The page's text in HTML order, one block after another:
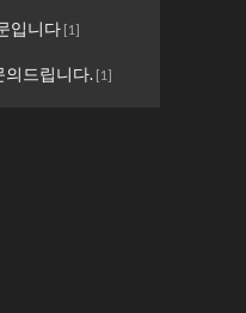
입니다[1]
의드립니다.[1]